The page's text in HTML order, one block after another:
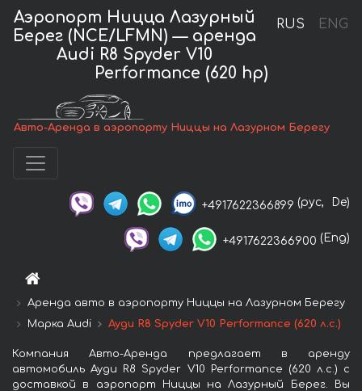
RUS ENG
Аэропорт Ницца Лазурный
Берег (NCE/LFMN) — аренда
Audi R8 Spyder V10
Performance (620 hp)
Авто-Аренда в аэропорту Ниццы на Лазурном Берегу
+4917622366899 (рус, De)
+4917622366900 (Eng)
Аренда авто в аэропорту Ниццы на Лазурном Берегу
Марка Audi
Ауди R8 Spyder V10 Performance (620 л.с.)
Компания Авто-Аренда предлагает в аренду
автомобиль Ауди R8 Spyder V10 Performance (620 л.с.) с
доставкой в аэропорт Ниццы на Лазурный Берег. Вы